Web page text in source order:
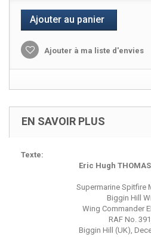
Ajouter au panier
Ajouter à ma liste d'envies
EN SAVOIR PLUS
Texte:
Eric Hugh THOMAS
Supermarine Spitfire
Biggin Hill
Wing Commander
RAF No.
Biggin Hill (UK),